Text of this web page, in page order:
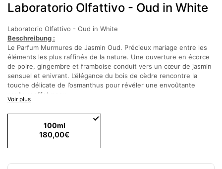
Laboratorio Olfattivo - Oud in White
Laboratorio Olfattivo - Oud in White
Beschreibung :
Le Parfum Murmures de Jasmin Oud. Précieux mariage entre les
éléments les plus raffinés de la nature. Une ouverture en écorce
de poire, gingembre et framboise conduit vers un cœur de jasmin
sensuel et enivrant. L’élégance du bois de cèdre rencontre la
touche délicate de l’osmanthus pour révéler une envoûtante
senteur effet peau.
Sur le final, la fragrance se développe en en duo profond et
résineux de labdanum et bois de santal, associé à un oud
structuré, resplendissant telle une aube. Une signature raffinée
qui enveloppe dans une étreinte intemporelle, au nom de la
beauté florale et du mystère boisé.
Voir plus
100ml
180,00€